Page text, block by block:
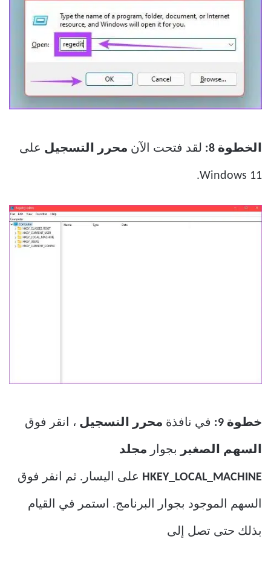
الخطوة 8: لقد فتحت الآن محرر التسجيل على
Windows 11.
خطوة 9: في نافذة محرر التسجيل ، انقر فوق
السهم الصغير بجوار مجلد
HKEY_LOCAL_MACHINE على اليسار. ثم انقر فوق
السهم الموجود بجوار البرنامج. استمر في القيام
بذلك حتى تصل إلى